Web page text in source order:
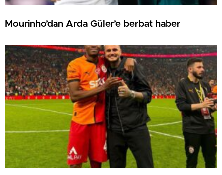
Mourinho’dan Arda Güler’e berbat haber